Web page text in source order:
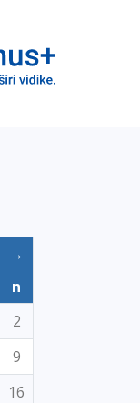
→
n
2
9
16